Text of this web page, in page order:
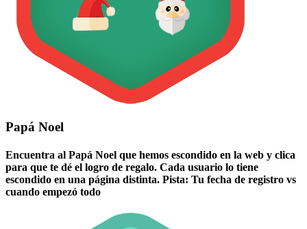
Papá Noel
Encuentra al Papá Noel que hemos escondido en la web y clica
para que te dé el logro de regalo. Cada usuario lo tiene
escondido en una página distinta. Pista: Tu fecha de registro vs
cuando empezó todo